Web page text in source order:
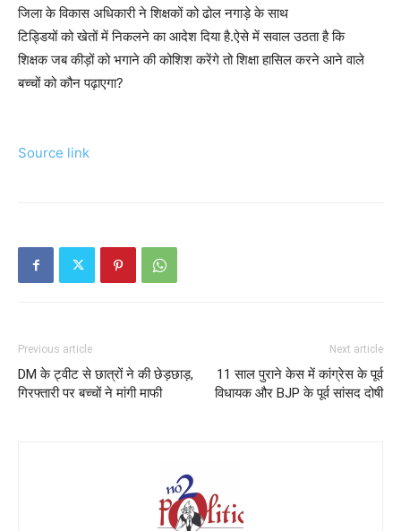
जिला के विकास अधिकारी ने शिक्षकों को ढोल नगाड़े के साथ
टिड्डियों को खेतों में निकलने का आदेश दिया है.ऐसे में सवाल उठता है कि
शिक्षक जब कीड़ों को भगाने की कोशिश करेंगे तो शिक्षा हासिल करने आने वाले
बच्चों को कौन पढ़ाएगा?
Source link
Previous article
DM के ट्वीट से छात्रों ने की छेड़छाड़,
गिरफ्तारी पर बच्चों ने मांगी माफी
Next article
11 साल पुराने केस में कांग्रेस के पूर्व
विधायक और BJP के पूर्व सांसद दोषी